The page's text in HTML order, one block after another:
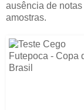
ausência de
amostras.